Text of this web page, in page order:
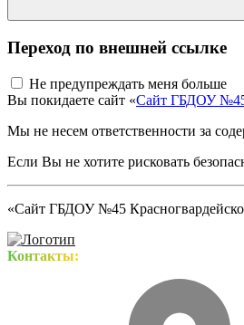
Переход по внешней ссылке
Не предупреждать меня больше
Вы покидаете сайт «Сайт ГБДОУ №45
Мы не несем ответственности за
Если Вы не хотите рисковать
«Сайт ГБДОУ №45
Контакты: